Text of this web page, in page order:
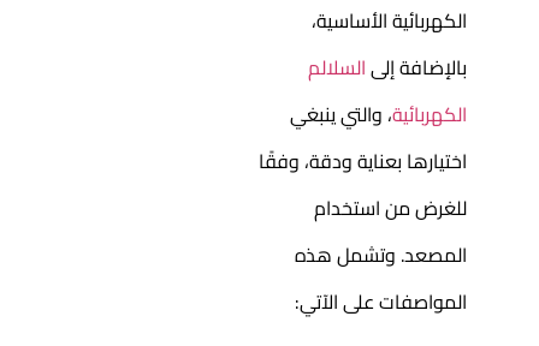
الكهربائية الأساسية،
بالإضافة إلىالسلالم
الكهربائية، والتي ينبغي
اختيارها بعناية ودقة، وفقًا
للغرض من استخدام
المصعد. وتشمل هذه
المواصفات على الآتي: